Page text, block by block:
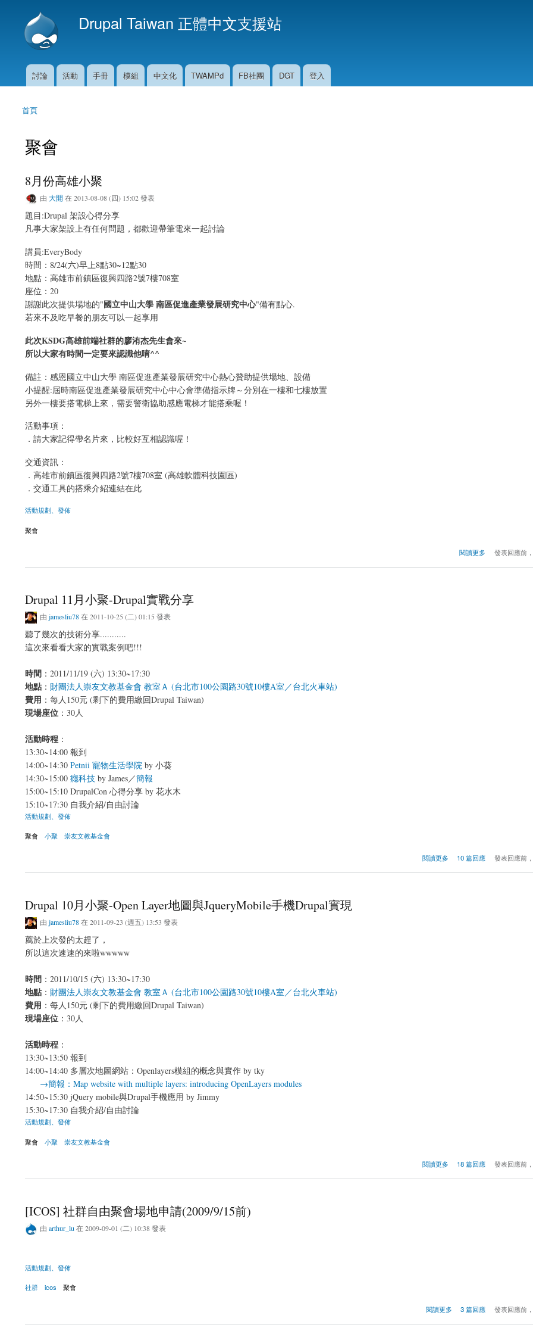
Drupal Taiwan 正體中文支援站
主選單
討論 活動 手冊 模組 中文化 TWAMPd FB社團 DGT 登入
您在這裡
首頁
聚會
8月份高雄小聚
由 大開 在 2013-08-08 (四) 15:02 發表
題目:Drupal 架設心得分享
凡事大家架設上有任何問題，都歡迎帶筆電來一起討論
講員:EveryBody
時間：8/24(六)早上8點30~12點30
地點：高雄市前鎮區復興四路2號7樓708室
座位：20
謝謝此次提供場地的"國立中山大學 南區促進產業發展研究中心"備有點心.
若來不及吃早餐的朋友可以一起享用
此次KSDG高雄前端社群的廖洧杰先生會來~
所以大家有時間一定要來認識他唷^^
備註：感恩國立中山大學 南區促進產業發展研究中心熱心贊助提供場地、設備
小提醒:屆時南區促進產業發展研究中心中心會準備指示牌～分別在一樓和七樓放置
另外一樓要搭電梯上來，需要警衛協助感應電梯才能搭乘喔！
活動事項：
．請大家記得帶名片來，比較好互相認識喔！
交通資訊：
．高雄市前鎮區復興四路2號7樓708室 (高雄軟體科技園區)
．交通工具的搭乘介紹連結在此
活動規劃、發佈
聚會
閱讀更多 發表回應前
Drupal 11月小聚-Drupal實戰分享
由 jamesliu78在 2011-10-25 (二) 01:15 發表
聽了幾次的技術分享...........
這次來看看大家的實戰案例吧!!!
時間 ：2011/11/19 (六) 13:30~17:30
地點 ： 財團法人崇友文教基金會 教室Ａ (台北市100公園路30號10樓A室／台北火車站)
費用 ：每人150元 (剩下的費用繳回Drupal Taiwan)
現場座位 ：30人
活動時程 ：
13:30~14:00 報到
14:00~14:30 Petnii 寵物生活學院 by 小葵
14:30~15:00 癮科技 by James／簡報
15:00~15:10 DrupalCon 心得分享 by 花水木
15:10~17:30 自我介紹/自由討論
活動規劃、發佈
聚會 小聚 崇友文教基金會
閱讀更多 10 篇回應 發表回應前
Drupal 10月小聚-Open Layer地圖與JqueryMobile手機Drupal實現
由 jamesliu78在 2011-09-23 (週五) 13:53 發表
薦於上次發的太趕了，
所以這次速速的來啦wwwww
時間 ：2011/10/15 (六) 13:30~17:30
地點 ： 財團法人崇友文教基金會 教室Ａ (台北市100公園路30號10樓A室／台北火車站)
費用 ：每人150元 (剩下的費用繳回Drupal Taiwan)
現場座位 ：30人
活動時程 ：
13:30~13:50 報到
14:00~14:40 多層次地圖網站：Openlayers模組的概念與實作 by tky
→簡報：Map website with multiple layers: introducing OpenLayers modules
14:50~15:30 jQuery mobile與Drupal手機應用 by Jimmy
15:30~17:30 自我介紹/自由討論
活動規劃、發佈
聚會 小聚 崇友文教基金會
閱讀更多 18 篇回應 發表回應前
[ICOS] 社群自由聚會場地申請(2009/9/15前)
由 arthur_lu 在 2009-09-01 (二) 10:38 發表
活動規劃、發佈
社群 icos 聚會
閱讀更多 3 篇回應 發表回應前